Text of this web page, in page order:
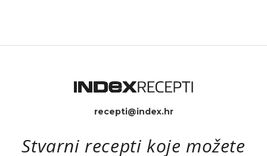
recepti@index.hr
Stvarni recepti koje možete